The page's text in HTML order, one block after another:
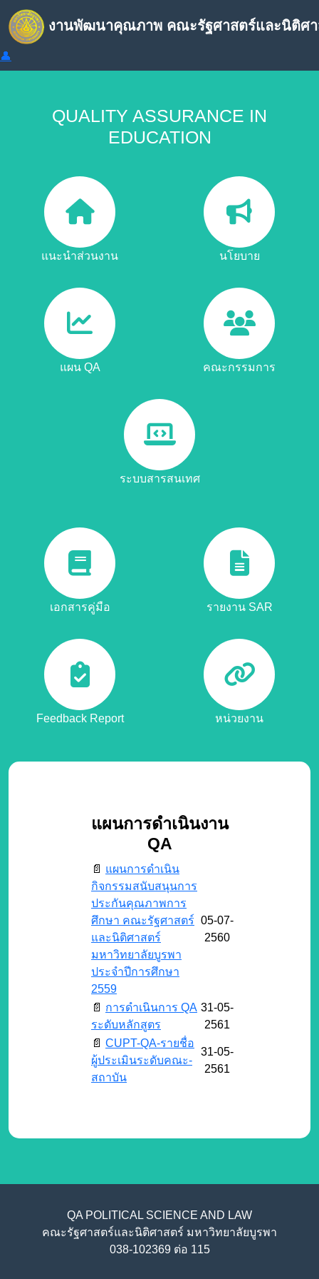
งานพัฒนาคุณภาพ คณะรัฐศาสตร์และนิติศ
👤
QUALITY ASSURANCE IN
EDUCATION
แนะนำส่วนงาน นโยบาย
แผน QA คณะกรรมการ
ระบบสารสนเทศ
เอกสารคู่มือ รายงาน SAR
Feedback Report หน่วยงาน
แผนการดำเนินงาน
QA
📄 แผนการดำเนิน
กิจกรรมสนับสนุนการ
ประกันคุณภาพการ
ศึกษา คณะรัฐศาสตร์
และนิติศาสตร์
มหาวิทยาลัยบูรพา
ประจำปีการศึกษา
2559
05-07-
2560
📄 การดำเนินการ QA
ระดับหลักสูตร
31-05-
2561
📄 CUPT-QA-รายชื่อ
ผู้ประเมินระดับคณะ-
สถาบัน
31-05-
2561
QA POLITICAL SCIENCE AND LAW
คณะรัฐศาสตร์และนิติศาสตร์ มหาวิทยาลัยบูรพา
038-102369 ต่อ 115